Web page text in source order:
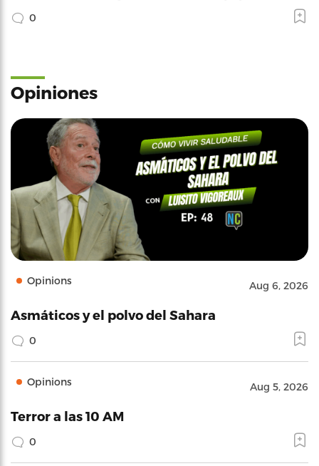
0
Opiniones
Opinions Aug 6, 2026
Asmáticos y el polvo del Sahara
0
Opinions Aug 5, 2026
Terror a las 10 AM
0